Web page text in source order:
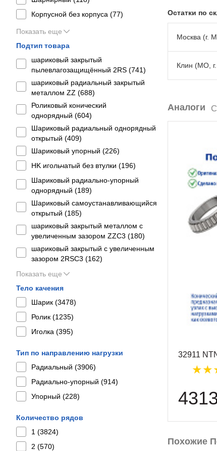
Корпусной без корпуса (77)
Показать еще
Подтип товара
шариковый закрытый
пылевлагозащищённый 2RS (741)
шариковый радиальный закрытый
металлом ZZ (688)
Роликовый конический
однорядный (604)
Шариковый радиальный однорядный
открытый (409)
Шариковый упорный (226)
HK игольчатый без втулки (196)
Шариковый радиально-упорный
однорядный (189)
Шариковый самоустанавливающийся
открытый (185)
шариковый закрытый металлом с
увеличенным зазором ZZC3 (180)
шариковый закрытый с увеличенным
зазором 2RSС3 (162)
Показать еще
Тело качения
Шарик (3478)
Ролик (1235)
Иголка (395)
Тип по направлению нагрузки
Радиальный (3906)
Радиально-упорный (914)
Упорный (228)
Количество рядов
1 (3824)
2 (570)
Остатки по
Москва (г.
Клин (МО,
Аналоги
32911
Похожие